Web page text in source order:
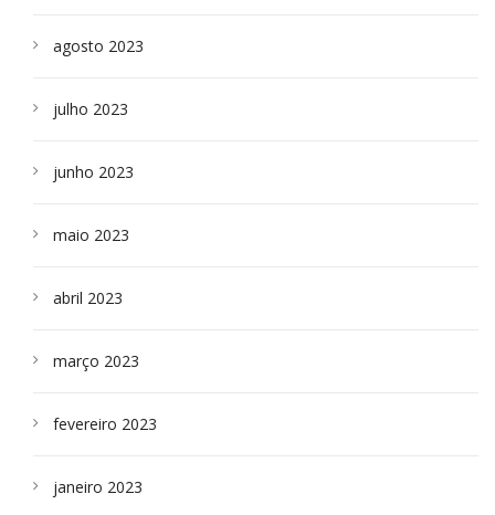
agosto 2023
julho 2023
junho 2023
maio 2023
abril 2023
março 2023
fevereiro 2023
janeiro 2023